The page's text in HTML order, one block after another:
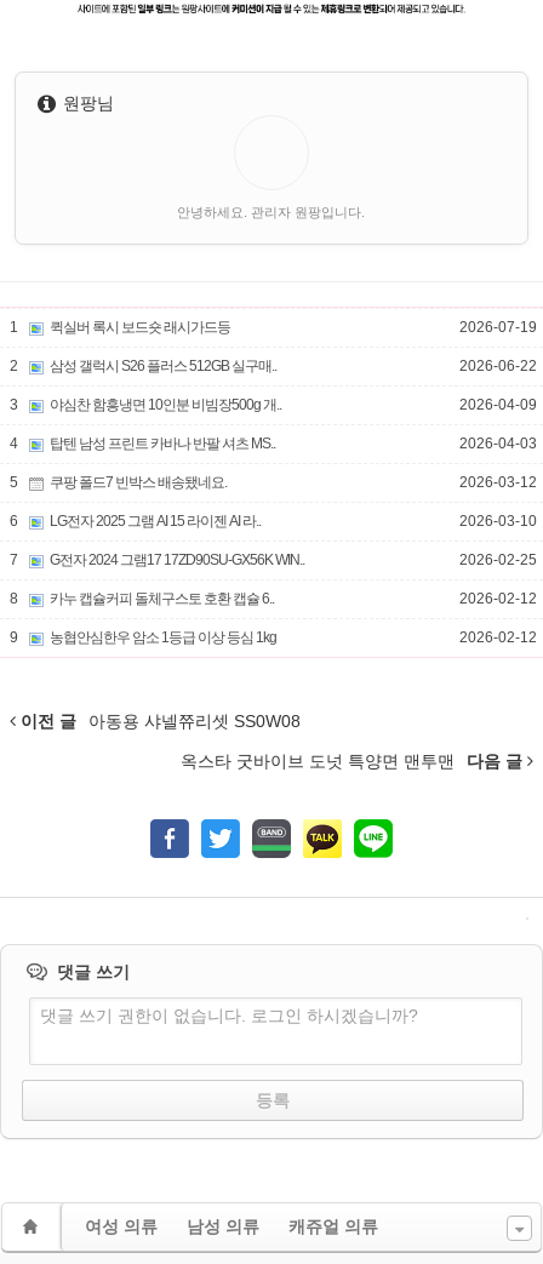
원팡님
안녕하세요. 관리자 원팡입니다.
1 퀵실버 록시 보드숏 래시가드등 2026-07-19
2 삼성 갤럭시 S26 플러스 512GB 실구매.. 2026-06-22
3 야심찬 함흥냉면 10인분 비빔장500g 개.. 2026-04-09
4 탑텐 남성 프린트 카바나 반팔 셔츠 MS.. 2026-04-03
5 쿠팡 폴드7 빈박스 배송됐네요. 2026-03-12
6 LG전자 2025 그램 AI 15 라이젠 AI 라.. 2026-03-10
7 G전자 2024 그램17 17ZD90SU-GX56K WIN.. 2026-02-25
8 카누 캡슐커피 돌체구스토 호환 캡슐 6.. 2026-02-12
9 농협안심한우 암소 1등급 이상 등심 1kg 2026-02-12
이전 글 아동용 샤넬쮸리셋 SS0W08
옥스타 굿바이브 도넛 특양면 맨투맨 다음 글
댓글 쓰기
댓글 쓰기 권한이 없습니다. 로그인 하시겠습니까?
여성 의류 남성 의류 캐쥬얼 의류